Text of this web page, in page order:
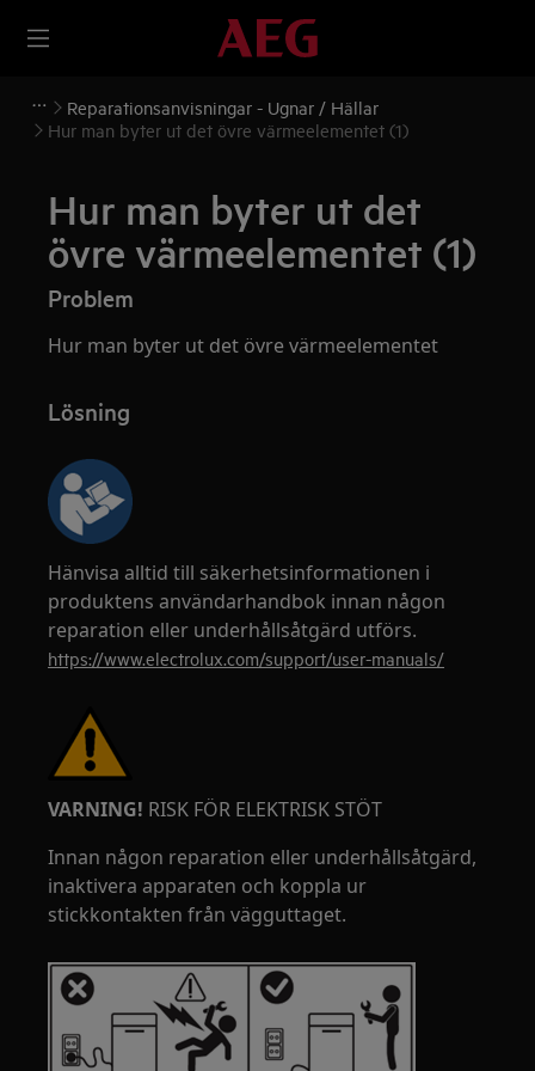
Reparationsanvisningar - Ugnar / Hällar
Hur man byter ut det övre värmeelementet (1)
Hur man byter ut det
övre värmeelementet (1)
Problem
Hur man byter ut det övre värmeelementet
Lösning
Hänvisa alltid till säkerhetsinformationen i
produktens användarhandbok innan någon
reparation eller underhållsåtgärd utförs.
https://www.electrolux.com/support/user-manuals/
VARNING! RISK FÖR ELEKTRISK STÖT
Innan någon reparation eller underhållsåtgärd,
inaktivera apparaten och koppla ur
stickkontakten från vägguttaget.